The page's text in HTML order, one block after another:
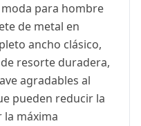
para hombre
de metal en
ancho clásico,
resorte duradera,
agradables al
pueden reducir la
máxima